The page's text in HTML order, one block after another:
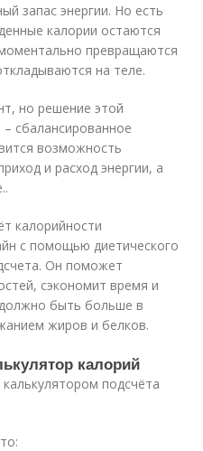
запас энергии. Но есть
калории остаются
превращаются
на теле.
но решение этой
сбалансированное
возможность
и расход энергии, а
калорийности
с помощью диетического
Он поможет
сэкономит время и
быть больше в
жиров и белков.
калорий
подсчёта